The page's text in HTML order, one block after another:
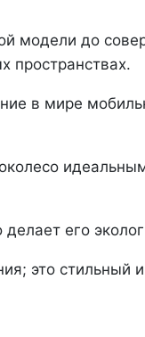
модели до
пространствах.
в мире
его
это